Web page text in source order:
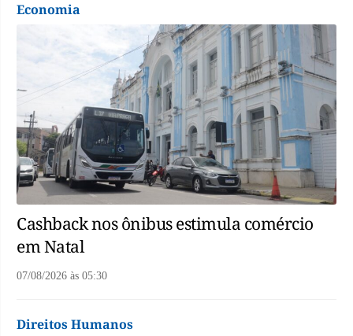
Economia
Cashback nos ônibus estimula comércio
em Natal
07/08/2026 às 05:30
Direitos Humanos